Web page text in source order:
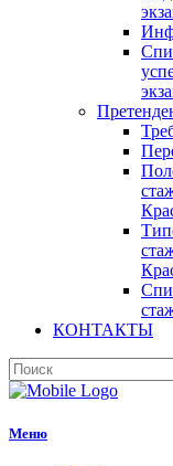
КОНТАКТЫ
Меню